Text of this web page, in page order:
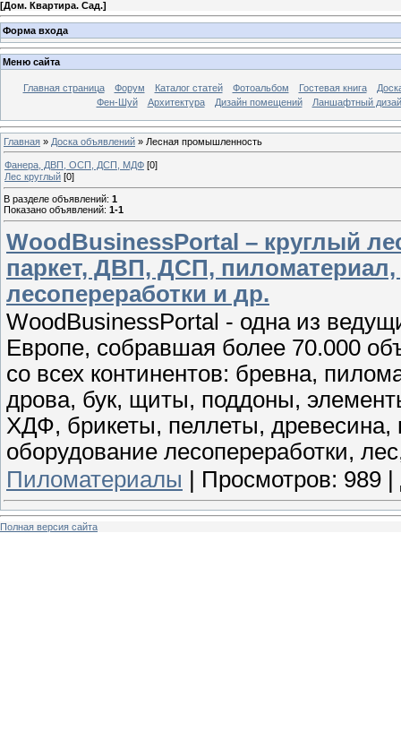
[Дом. Квартира. Сад.]
Форма входа
Меню сайта
Главная страница Форум Каталог статей Фотоальбом Гостевая книга
Фен-Шуй
Архитектура Дизайн помещений Ланшафтный
Главная » Доска объявлений » Лесная промышленность
Фанера, ДВП, ОСП, ДСП, МДФ [0]
Лес круглый [0]
В разделе объявлений: 1
Показано объявлений: 1-1
WoodBusinessPortal – круглый
паркет, ДВП, ДСП,
лесопереработки и др.
WoodBusinessPortal - одна из
Eвропе, собравшая более 70.000
со всех континентов: бревна,
дрова, бук, щиты, поддоны,
ХДФ, брикеты, пеллеты,
оборудование лесопереработки,
Пиломатериалы
Просмотров: 989
Полная версия сайта